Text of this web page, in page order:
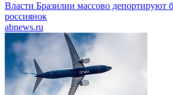
Власти Бразилии массово депортируют
россиянок
abnews.ru